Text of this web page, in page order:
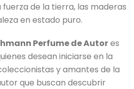
fuerza de la tierra, las maderas
en estado puro.
Perfume de Autores
desean iniciarse en la
y amantes de la
que buscan descubrir